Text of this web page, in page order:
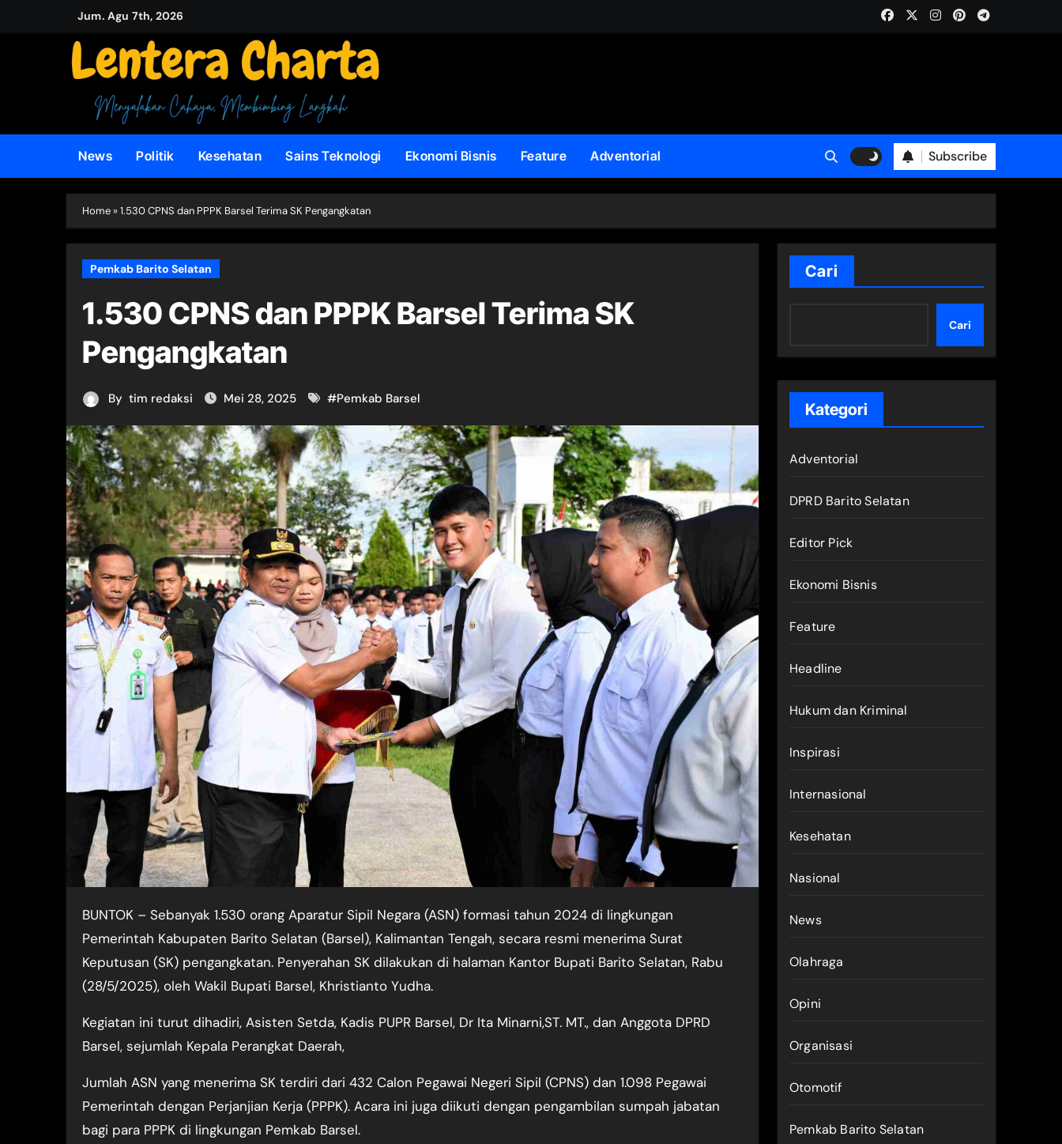
Jum. Agu 7th, 2026
News Politik Kesehatan Sains Teknologi Ekonomi Bisnis Feature Adventorial Subscribe
Home »1.530 CPNS dan PPPK Barsel Terima SK Pengangkatan
Pemkab Barito Selatan
1.530 CPNS dan PPPK Barsel Terima SK
Pengangkatan
By tim redaksi Mei 28, 2025 #Pemkab Barsel
BUNTOK – Sebanyak 1.530 orang Aparatur Sipil Negara (ASN) formasi tahun 2024 di lingkungan
Pemerintah Kabupaten Barito Selatan (Barsel), Kalimantan Tengah, secara resmi menerima Surat
Keputusan (SK) pengangkatan. Penyerahan SK dilakukan di halaman Kantor Bupati Barito Selatan, Rabu
(28/5/2025), oleh Wakil Bupati Barsel, Khristianto Yudha.
Kegiatan ini turut dihadiri, Asisten Setda, Kadis PUPR Barsel, Dr Ita Minarni,ST. MT., dan Anggota DPRD
Barsel, sejumlah Kepala Perangkat Daerah,
Jumlah ASN yang menerima SK terdiri dari 432 Calon Pegawai Negeri Sipil (CPNS) dan 1.098 Pegawai
Pemerintah dengan Perjanjian Kerja (PPPK). Acara ini juga diikuti dengan pengambilan sumpah jabatan
bagi para PPPK di lingkungan Pemkab Barsel.
Cari
Cari
Kategori
Adventorial
DPRD Barito Selatan
Editor Pick
Ekonomi Bisnis
Feature
Headline
Hukum dan Kriminal
Inspirasi
Internasional
Kesehatan
Nasional
News
Olahraga
Opini
Organisasi
Otomotif
Pemkab Barito Selatan